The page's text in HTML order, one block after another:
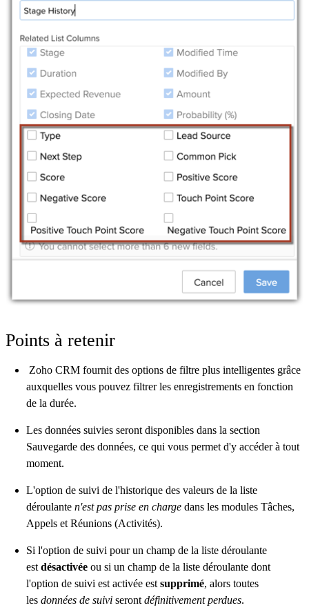
Points à retenir
Zoho CRM fournit des options de filtre plus intelligentes grâce
auxquelles vous pouvez filtrer les enregistrements en fonction
de la durée.
Les données suivies seront disponibles dans la section
Sauvegarde des données, ce qui vous permet d'y accéder à tout
moment.
L'option de suivi de l'historique des valeurs de la liste
déroulante n'est pas prise en charge dans les modules Tâches,
Appels et Réunions (Activités).
Si l'option de suivi pour un champ de la liste déroulante
estdésactivée ou si un champ de la liste déroulante dont
l'option de suivi est activée estsupprimé, alors toutes
les données de suivi serontdéfinitivement perdues.